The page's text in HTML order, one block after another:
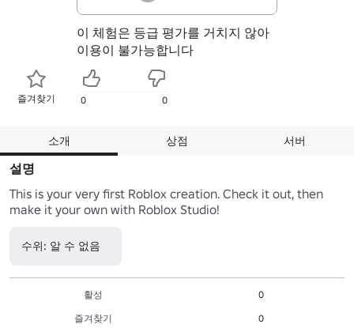
이 체험은 등급 평가를 거치지 않아
이용이 불가능합니다
즐겨찾기 0 0
소개 상점 서버
설명
This is your very first Roblox creation. Check it out, then
make it your own with Roblox Studio!
수위: 알 수 없음
활성
0
즐겨찾기
0